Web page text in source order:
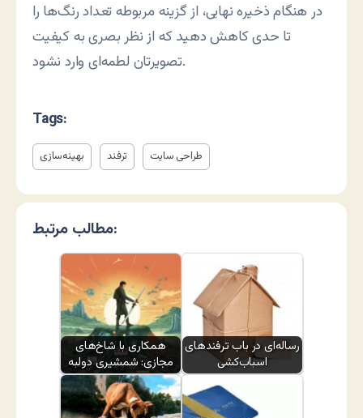
در هنگام ذخیره نهایی، از گزینه مربوطه تعداد رنگ‌ها را
تا حدی کاهش دهید که از نظر بصری به کیفیت
تصویرتان لطمه‌ای وارد نشود.
Tags:
بهینه‌سازی ترفند طراحی سایت
مطالب مرتبط:
همکاری با شاخ‌های
مجازی: شمشیری دولبه
رساله‌ای در باب ترفندهای
اسباب‌کشی